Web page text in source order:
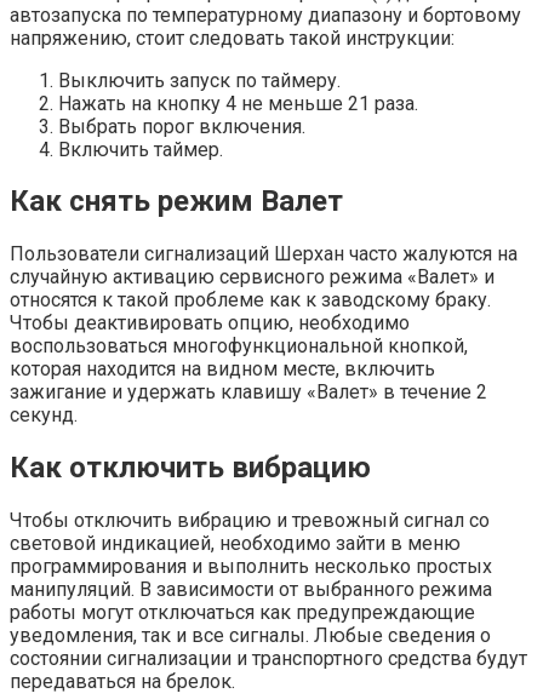
автозапуска по температурному диапазону и бортовому
напряжению, стоит следовать такой инструкции:
Выключить запуск по таймеру.
Нажать на кнопку 4 не меньше 21 раза.
Выбрать порог включения.
Включить таймер.
Как снять режим Валет
Пользователи сигнализаций Шерхан часто жалуются на
случайную активацию сервисного режима «Валет» и
относятся к такой проблеме как к заводскому браку.
Чтобы деактивировать опцию, необходимо
воспользоваться многофункциональной кнопкой,
которая находится на видном месте, включить
зажигание и удержать клавишу «Валет» в течение 2
секунд.
Как отключить вибрацию
Чтобы отключить вибрацию и тревожный сигнал со
световой индикацией, необходимо зайти в меню
программирования и выполнить несколько простых
манипуляций. В зависимости от выбранного режима
работы могут отключаться как предупреждающие
уведомления, так и все сигналы. Любые сведения о
состоянии сигнализации и транспортного средства будут
передаваться на брелок.